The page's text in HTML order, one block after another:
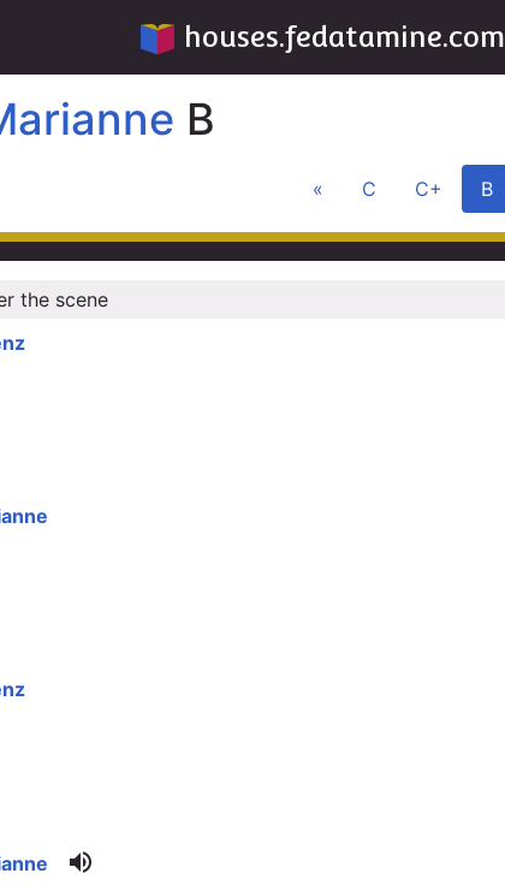
houses.fedatamine.com
B
« C C+ B
the scene
volume_up